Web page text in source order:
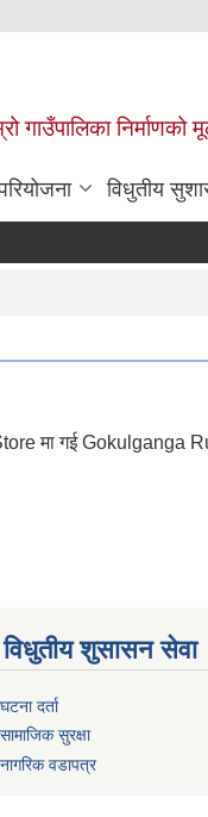
गाउँपालिका
विधुतीय
मा गई Gokulganga
विधुतीय शुसासन सेवा
घटना दर्ता
सामाजिक सुरक्षा
नागरिक वडापत्र